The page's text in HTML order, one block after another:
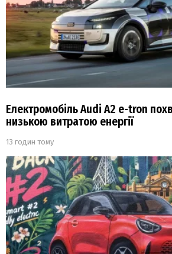
Електромобіль Audi A2 e-tron
низькою витратою енергії
13 годин тому